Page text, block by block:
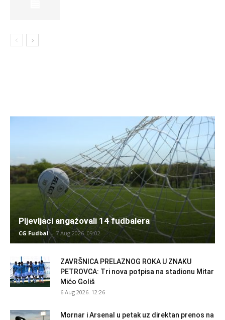
Pljevljaci angažovali 14 fudbalera
CG Fudbal - 7 Aug 2026. 09:02
ZAVRŠNICA PRELAZNOG ROKA U ZNAKU
PETROVCA: Tri nova potpisa na stadionu Mitar
Mićo Goliš
6 Aug 2026. 12:26
Mornar i Arsenal u petak uz direktan prenos na